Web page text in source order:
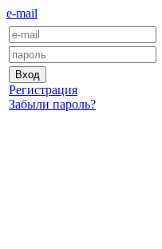
e-mail
Регистрация
Забыли пароль?